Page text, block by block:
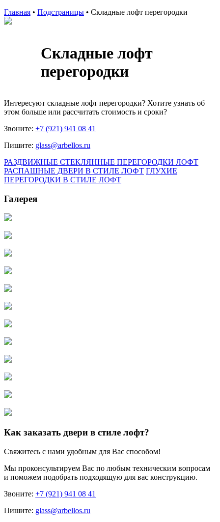
Главная • Подстраницы • Складные лофт перегородки
Складные лофт
перегородки
Интересуют складные лофт перегородки? Хотите узнать об
этом больше или рассчитать стоимость и сроки?
Звоните: +7 (921) 941 08 41
Пишите: glass@arbellos.ru
РАЗДВИЖНЫЕ СТЕКЛЯННЫЕ ПЕРЕГОРОДКИ ЛОФТ
РАСПАШНЫЕ ДВЕРИ В СТИЛЕ ЛОФТ ГЛУХИЕ
ПЕРЕГОРОДКИ В СТИЛЕ ЛОФТ
Галерея
Как заказать двери в стиле лофт?
Свяжитесь с нами удобным для Вас способом!
Мы проконсультируем Вас по любым техническим вопросам
и поможем подобрать подходящую для вас конструкцию.
Звоните: +7 (921) 941 08 41
Пишите: glass@arbellos.ru